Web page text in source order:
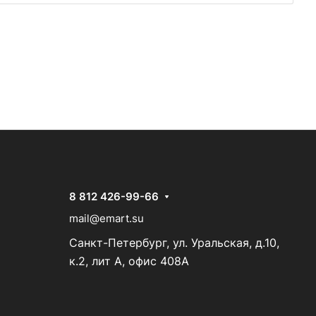
8 812 426-99-66
mail@emart.su
Санкт-Петербург, ул. Уральская, д.10,
к.2, лит А, офис 408А